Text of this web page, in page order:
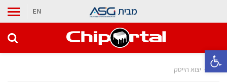
פתח סרגל נגישות
מבית EN
בית יצוא הייטק